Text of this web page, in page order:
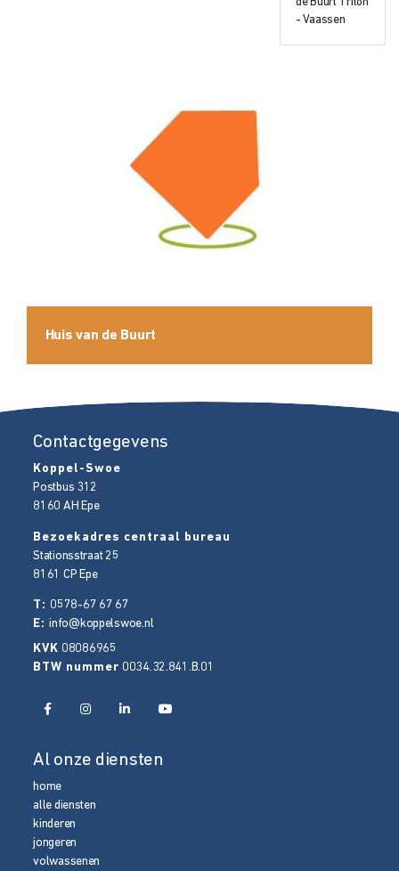
de Buurt Triton
- Vaassen
Huis van de Buurt
Contactgegevens
Koppel-Swoe
Postbus 312
8160 AH Epe
Bezoekadres centraal bureau
Stationsstraat 25
8161 CP Epe
T: 0578-67 67 67
E:info@koppelswoe.nl
KVK 08086965
BTW nummer 0034.32.841.B.01
Al onze diensten
home
alle diensten
kinderen
jongeren
volwassenen